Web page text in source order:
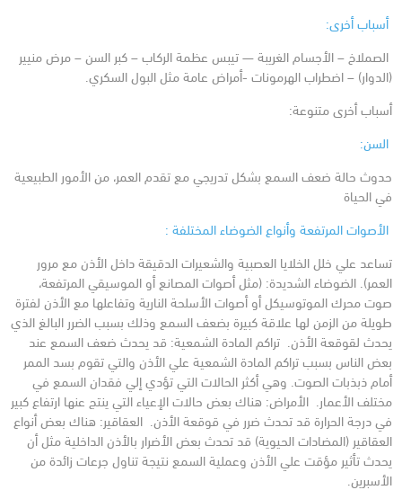
أسباب أخرى:
الصملاخ – الأجسام الغريبة — تيبس عظمة الركاب – كبر السن – مرض منيير
(الدوار) – اضطراب الهرمونات -أمراض عامة مثل البول السكري.
أسباب أخرى متنوعة:
السن:
حدوث حالة ضعف السمع بشكل تدريجي مع تقدم العمر، من الأمور الطبيعية
في الحياة
الأصوات المرتفعة وأنواع الضوضاء المختلفة :
تساعد علي خلل الخلايا العصبية والشعيرات الدقيقة داخل الأذن مع مرور
العمر). الضوضاء الشديدة: (مثل أصوات المصانع أو الموسيقي المرتفعة،
صوت محرك الموتوسيكل أو أصوات الأسلحة النارية وتفاعلها مع الأذن لفترة
طويلة من الزمن لها علاقة كبيرة بضعف السمع وذلك بسبب الضرر البالغ الذي
يحدث لقوقعة الأذن. تراكم المادة الشمعية: قد يحدث ضعف السمع عند
بعض الناس بسبب تراكم المادة الشمعية علي الأذن والتي تقوم بسد الممر
أمام ذبذبات الصوت. وهي أكثر الحالات التي تؤدي إلي فقدان السمع في
مختلف الأعمار. الأمراض: هناك بعض حالات الإعياء التي ينتج عنها ارتفاع كبير
في درجة الحرارة قد تحدث ضرر في قوقعة الأذن. العقاقير: هناك بعض أنواع
العقاقير (المضادات الحيوية) قد تحدث بعض الأضرار بالأذن الداخلية مثل أن
يحدث تأثير مؤقت علي الأذن وعملية السمع نتيجة تناول جرعات زائدة من
الأسبرين.